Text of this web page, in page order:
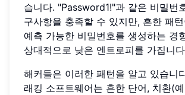
습니다. "Password1!"과 같은 비밀번
구사항을 충족할 수 있지만, 흔한 패
예측 가능한 비밀번호를 생성하는 경
상대적으로 낮은 엔트로피를 가집니
해커들은 이러한 패턴을 알고 있습니
래킹 소프트웨어는 흔한 단어, 치환(